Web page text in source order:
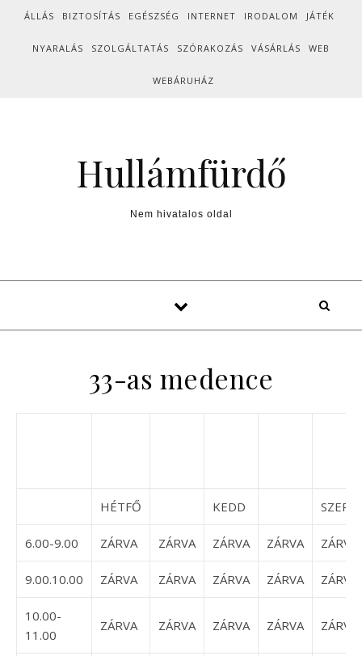
Skip to content
ÁLLÁS BIZTOSÍTÁS EGÉSZSÉG INTERNET IRODALOM JÁTÉK
NYARALÁS SZOLGÁLTATÁS SZÓRAKOZÁS VÁSÁRLÁS WEB
WEBÁRUHÁZ
Hullámfürdő
Nem hivatalos oldal
33-as medence
HÉTFŐ KEDD
6.00-9.00 ZÁRVA ZÁRVA ZÁRVA ZÁRVA ZÁRVA
9.00.10.00 ZÁRVA ZÁRVA ZÁRVA ZÁRVA ZÁRVA
10.00-
11.00
ZÁRVA ZÁRVA ZÁRVA ZÁRVA ZÁRVA